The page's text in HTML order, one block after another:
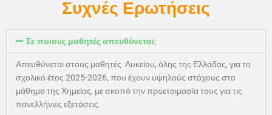
Συχνές Ερωτήσεις
Σε ποιους μαθητές απευθύνεται;
Απευθύνεται στους μαθητές Λυκείου, όλης της Ελλάδας, για το
σχολικό έτος 2025-2026, που έχουν υψηλούς στόχους στο
μάθημα της Χημείας, με σκοπό την προετοιμασία τους για τις
πανελλήνιες εξετάσεις.